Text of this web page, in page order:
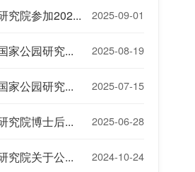
海南国家公园研究院参加2025年世界自然保护大会相关项目合作伙伴招募公告 2025-09-01
关于公示海南国家公园研究院首批遴选PI团队名单的通知 2025-08-19
关于公示海南国家公园研究院2025年第一批委托项目立项名单的通知 2025-07-15
海南国家公园研究院博士后管理办法 2025-06-28
海南国家公园研究院关于公开招募法律顾问单位的公告 2024-10-24